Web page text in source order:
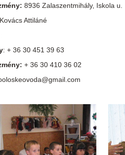
8936 Zalaszentmihály, Iskola u.
Kovács Attiláné
: + 36 30 451 39 63
+ 36 30 410 36 02